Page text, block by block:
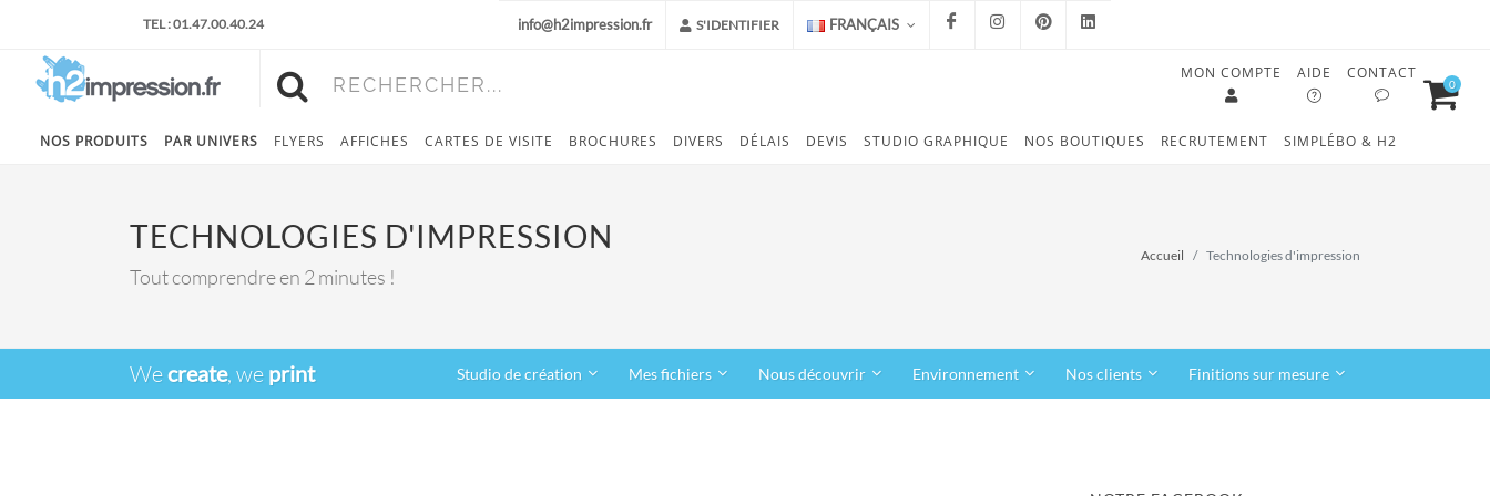
TEL : 01.47.00.40.24 info@h2impression.fr S'IDENTIFIER FRANÇAIS
RECHERCHER... 0
MON COMPTE AIDE CONTACT
NOS PRODUITS PAR UNIVERS FLYERS AFFICHES CARTES DE VISITE BROCHURES DIVERS DÉLAIS DEVIS STUDIO GRAPHIQUE NOS BOUTIQUES RECRUTEMENT SIMPLÉBO & H2
TECHNOLOGIES D'IMPRESSION
Tout comprendre en 2 minutes !
Accueil Technologies d'impression
Wecreate, we print Studio de création Mes fichiers Nous découvrir Environnement Nos clients Finitions sur mesure